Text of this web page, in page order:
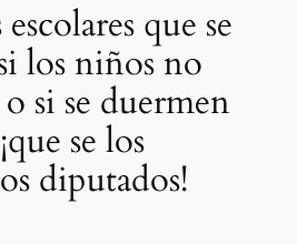
que se
los niños no
si se duermen
se los
diputados!